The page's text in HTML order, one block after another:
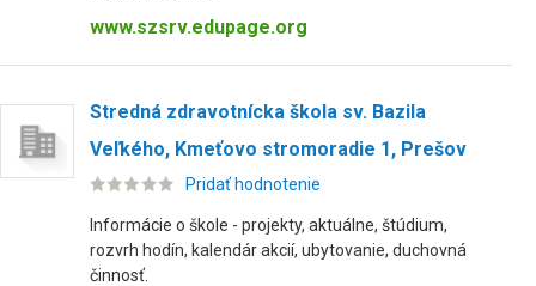
www.szsrv.edupage.org
Stredná zdravotnícka škola sv. Bazila
Veľkého, Kmeťovo stromoradie 1, Prešov
Pridať hodnotenie
Informácie o škole - projekty, aktuálne, štúdium,
rozvrh hodín, kalendár akcií, ubytovanie, duchovná
činnosť.